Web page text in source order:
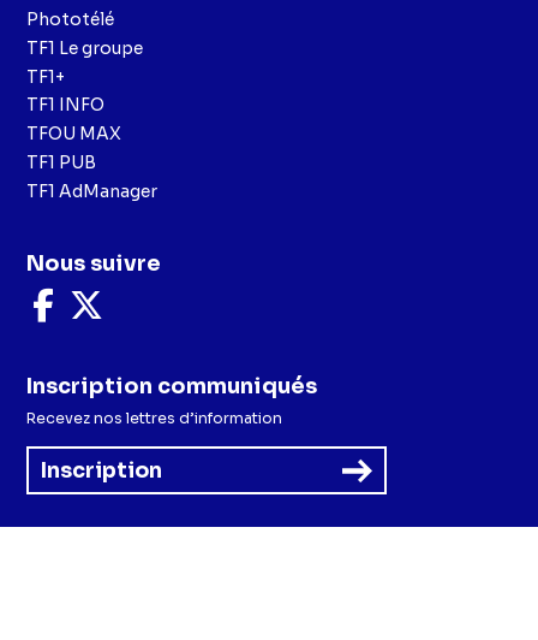
Phototélé
TF1 Le groupe
TF1+
TF1 INFO
TFOU MAX
TF1 PUB
TF1 AdManager
Nous suivre
Nous
suivre
Facebook
X
Inscription communiqués
Recevez nos lettres d’information
Inscription